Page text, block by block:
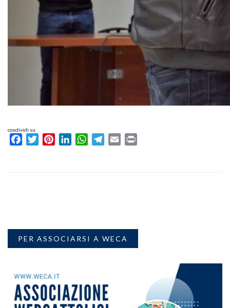
condividi su
FacebookTwitterPinterestLinkedInWhatsAppTelegram
Email
PER ASSOCIARSI A WECA